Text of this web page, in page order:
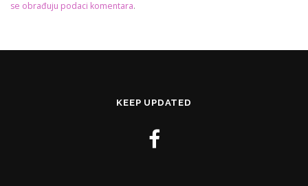
se obrađuju podaci komentara.
KEEP UPDATED